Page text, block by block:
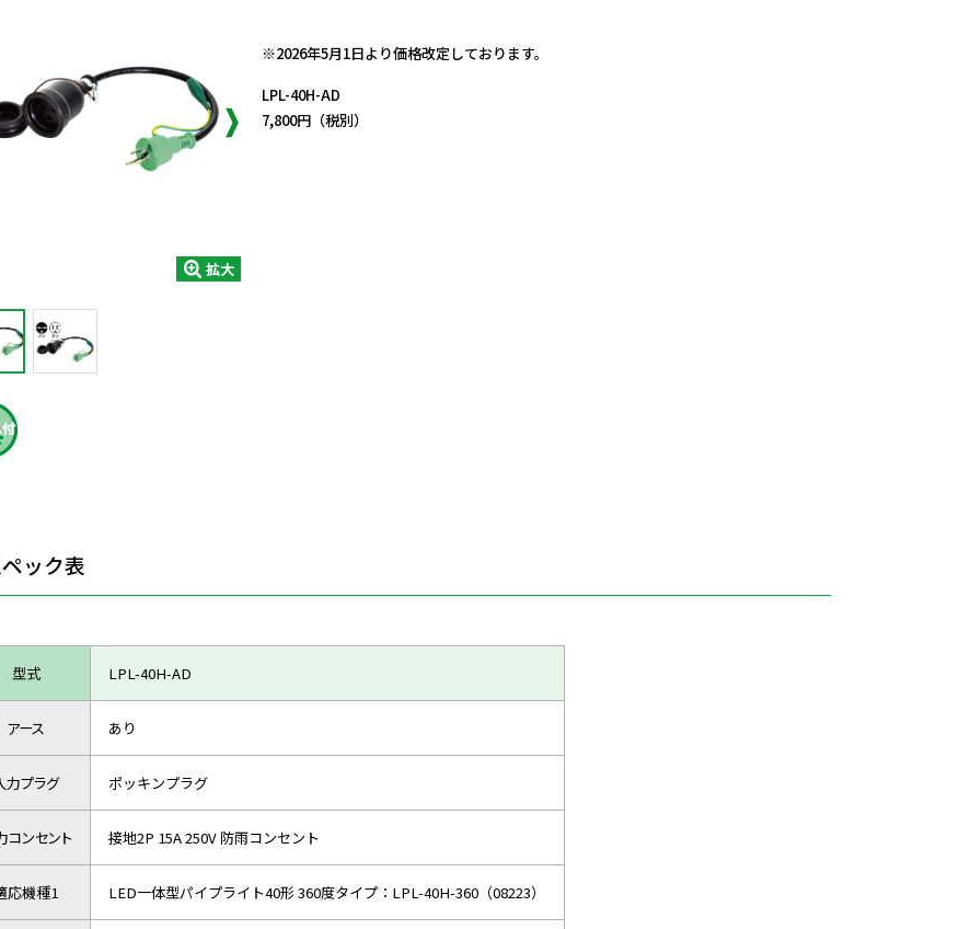
拡大
※2026年5月1日より価格改定しております。
LPL-40H-AD
7,800円（税別）
ペック表
型式 LPL-40H-AD
アース あり
力プラグ ポッキンプラグ
コンセント 接地2P 15A 250V 防雨コンセント
応機種1 LED一体型パイプライト40形 360度タイプ：LPL-40H-360（08223）